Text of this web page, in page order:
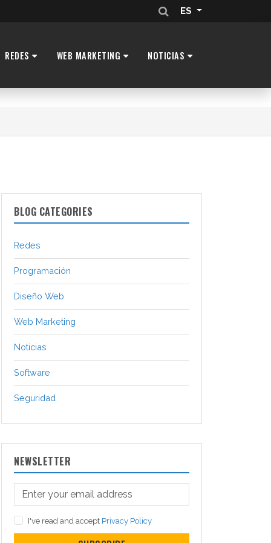
ES
REDES WEB MARKETING NOTICIAS
BLOG CATEGORIES
Redes
Programación
Diseño Web
Web Marketing
Noticias
Software
Seguridad
NEWSLETTER
I've read and accept Privacy Policy